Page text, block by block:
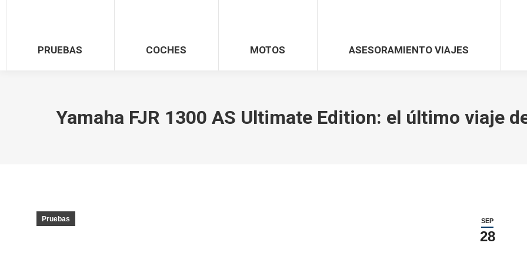
PRUEBAS COCHES MOTOS ASESORAMIENTO VIAJES
Yamaha FJR 1300 AS Ultimate Edition: el último viaje
SEP
28
Pruebas